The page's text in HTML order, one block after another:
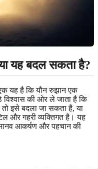
यह बदल सकता है?
यह है कि यौन रुझान एक
की ओर ले जाता है कि
इसे बदला जा सकता है, या
और गहरी व्यक्तिगत है। यह
आकर्षण और पहचान की